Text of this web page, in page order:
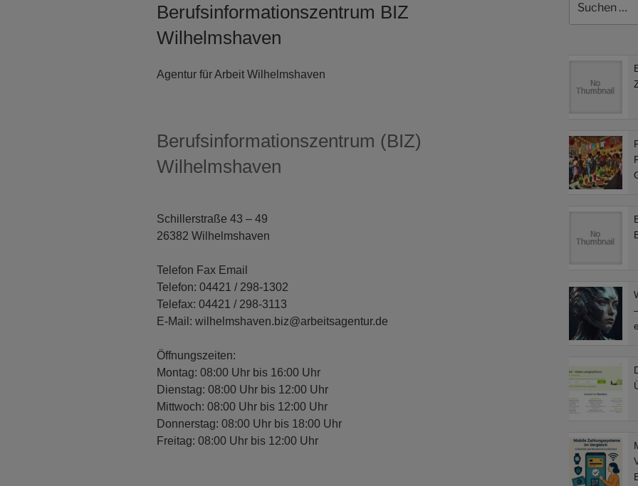
Berufsinformationszentrum BIZ
Wilhelmshaven
Agentur für Arbeit Wilhelmshaven
Berufsinformationszentrum (BIZ)
Wilhelmshaven
Schillerstraße 43 – 49
26382 Wilhelmshaven
Telefon Fax Email
Telefon: 04421 / 298-1302
Telefax: 04421 / 298-3113
E-Mail: wilhelmshaven.biz@arbeitsagentur.de
Öffnungszeiten:
Montag: 08:00 Uhr bis 16:00 Uhr
Dienstag: 08:00 Uhr bis 12:00 Uhr
Mittwoch: 08:00 Uhr bis 12:00 Uhr
Donnerstag: 08:00 Uhr bis 18:00 Uhr
Freitag: 08:00 Uhr bis 12:00 Uhr
nach: